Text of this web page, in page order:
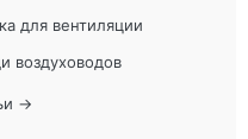
для вентиляции
воздуховодов
→